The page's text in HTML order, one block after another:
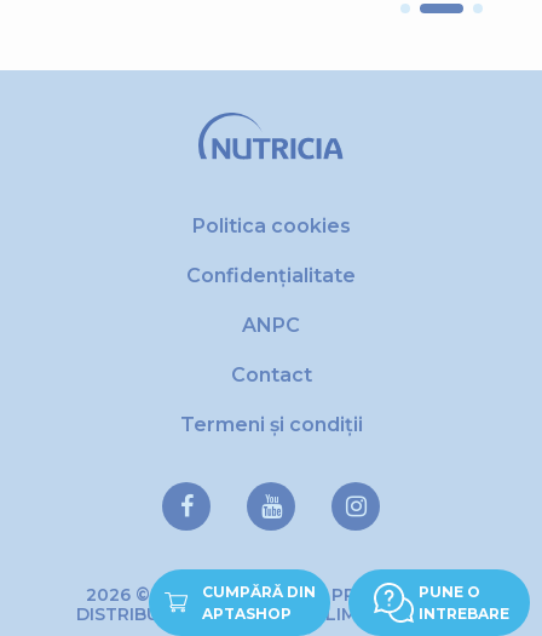
PUNE O
INTREBARE
Politica cookies
Confidențialitate
ANPC
Contact
Termeni și condiții
2026 © Copyright DANONE PRODUCTIE SI
DISTRIBUTIE DE PRODUSE ALIMENTARE SRL
CUMPĂRĂ DIN
APTASHOP